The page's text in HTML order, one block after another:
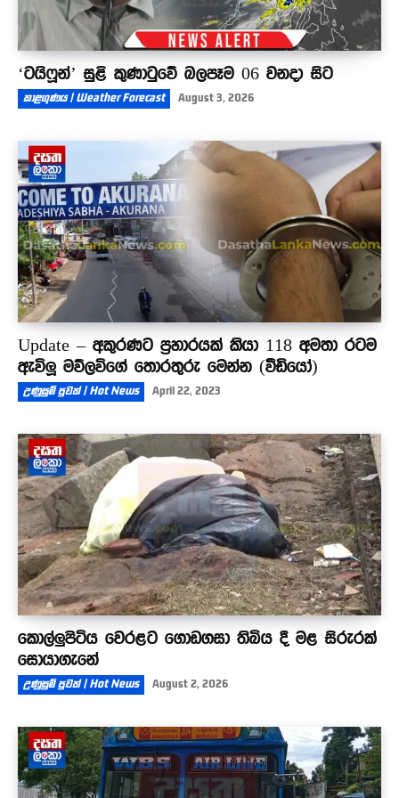
‘ටයිෆූන්’ සුළි කුණාටුවේ බලපෑම 06 වනදා සිට
කාළගුණය | Weather Forecast August 3, 2026
Update – අකුරණට ප්‍රහාරයක් කියා 118 අමතා රටම
ඇවිලූ මව්ලවිගේ තොරතුරු මෙන්න (වීඩියෝ)
උණුසුම් පුවත් | Hot News April 22, 2023
කොල්ලුපිටිය වෙරළට ගොඩගසා තිබිය දී මළ සිරුරක්
සොයාගැනේ
උණුසුම් පුවත් | Hot News August 2, 2026